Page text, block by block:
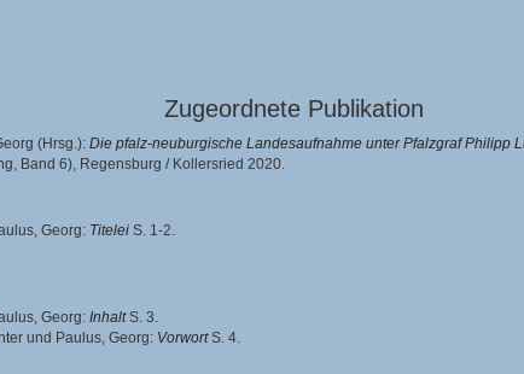
Zugeordnete Publikation
(Hrsg.): Die pfalz-neuburgische Landesaufnahme unter Pfalzgraf Philipp
Band 6), Regensburg / Kollersried 2020.
Georg: Titelei S. 1-2.
Georg: InhaltS. 3.
und Paulus, Georg: VorwortS. 4.